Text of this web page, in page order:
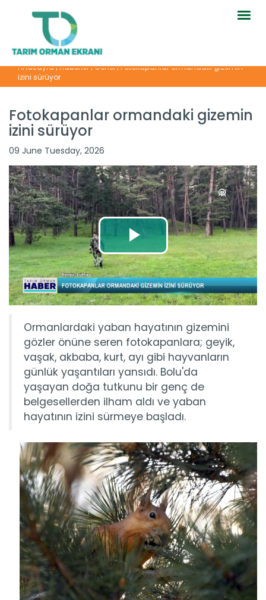
Anasayfa|Haberler|Genel|Fotokapanlar ormandaki gizemin
izini sürüyor
Fotokapanlar ormandaki gizemin
izini sürüyor
09 June Tuesday, 2026
Ormanlardaki yaban hayatının gizemini
gözler önüne seren fotokapanlara; geyik,
vaşak, akbaba, kurt, ayı gibi hayvanların
günlük yaşantıları yansıdı. Bolu'da
yaşayan doğa tutkunu bir genç de
belgesellerden ilham aldı ve yaban
hayatının izini sürmeye başladı.